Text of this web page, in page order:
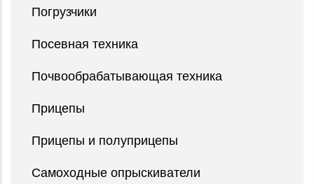
Погрузчики
Посевная техника
Почвообрабатывающая техника
Прицепы
Прицепы и полуприцепы
Самоходные опрыскиватели